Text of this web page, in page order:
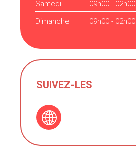
Samedi
09h00 - 02h00
Dimanche
09h00 - 02h00
SUIVEZ-LES